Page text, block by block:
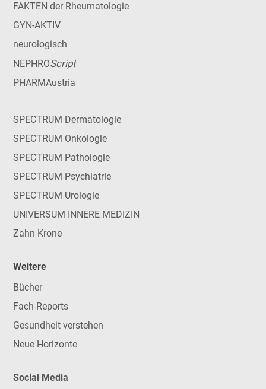
FAKTEN der Rheumatologie
GYN-AKTIV
neurologisch
NEPHROScript
PHARMAustria
SPECTRUM Dermatologie
SPECTRUM Onkologie
SPECTRUM Pathologie
SPECTRUM Psychiatrie
SPECTRUM Urologie
UNIVERSUM INNERE MEDIZIN
Zahn Krone
Weitere
Bücher
Fach-Reports
Gesundheit verstehen
Neue Horizonte
Social Media